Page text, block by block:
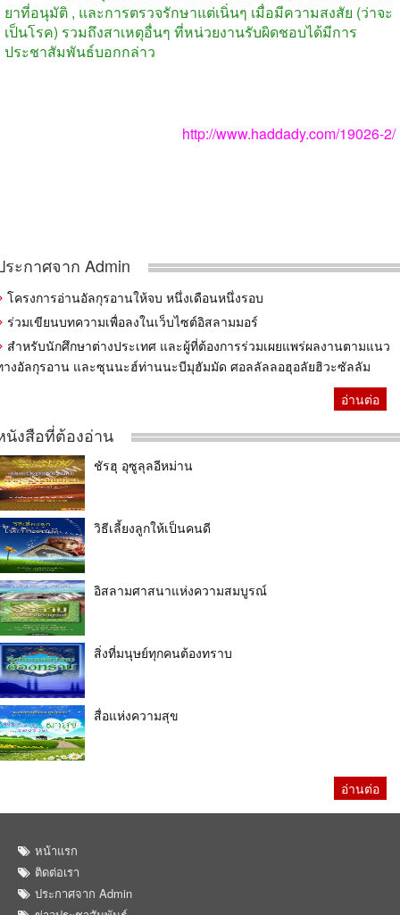
ยาที่อนุมัติ , และการตรวจรักษาแต่เนิ่นๆ เมื่อมีความสงสัย (ว่าจะ
เป็นโรค) รวมถึงสาเหตุอื่นๆ ที่หน่วยงานรับผิดชอบได้มีการ
ประชาสัมพันธ์บอกกล่าว
http://www.haddady.com/19026-2/
ระกาศจาก Admin
โครงการอ่านอัลกุรอานให้จบ หนึ่งเดือนหนึ่งรอบ
ร่วมเขียนบทความเพื่อลงในเว็บไซต์อิสลามมอร์
สำหรับนักศึกษาต่างประเทศ และผู้ที่ต้องการร่วมเผยแพร่ผลงานตามแนว
างอัลกุรอาน และซุนนะฮ์ท่านนะบีมุฮัมมัด ศอลลัลลอฮุอลัยฮิวะซัลลัม
อ่านต่อ
นังสือที่ต้องอ่าน
ชัรฮุ อุซูลุลอีหม่าน
วิธีเลี้ยงลูกให้เป็นคนดี
อิสลามศาสนาแห่งความสมบูรณ์
สิ่งที่มนุษย์ทุกคนต้องทราบ
สื่อแห่งความสุข
อ่านต่อ
หน้าแรก
ติดต่อเรา
ประกาศจาก Admin